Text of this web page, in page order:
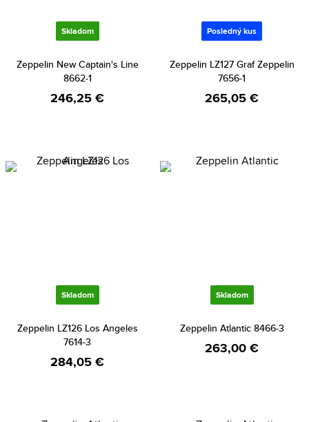
Skladom
Zeppelin New Captain's Line
8662-1
246,25 €
Posledný kus
Zeppelin LZ127 Graf Zeppelin
7656-1
265,05 €
Skladom
Zeppelin LZ126 Los Angeles
7614-3
284,05 €
Skladom
Zeppelin Atlantic 8466-3
263,00 €